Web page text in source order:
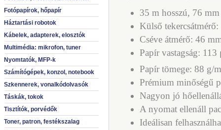
Fotópapírok, hőpapír
Háztartási robotok
Kábelek, adapterek, elosztók
Multimédia: mikrofon, tuner
Nyomtatók, MFP-k
Számítógépek, konzol, notebook
Szkennerek, vonalkódolvasók
Táskák, tokok
Tisztítók, porvédők
Toner, patron, festékszalag
35 m hosszú, 76
Külső
Cséve átmérő: 46
Papír vastagság: 113
Papír tömege: 88 g/m
Prémium minőségű
Nagyon jó
A nyomat ellenáll
Ideálisan